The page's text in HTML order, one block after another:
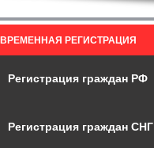
ВРЕМЕННАЯ РЕГИСТРАЦИЯ
Регистрация граждан РФ
Регистрация граждан СНГ